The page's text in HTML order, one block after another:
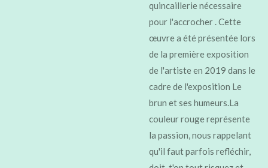
quincaillerie nécessaire
pour l'accrocher . Cette
œuvre a été présentée lors
de la première exposition
de l'artiste en 2019 dans le
cadre de l'exposition Le
brun et ses humeurs.La
couleur rouge représente
la passion, nous rappelant
qu'il faut parfois refléchir,